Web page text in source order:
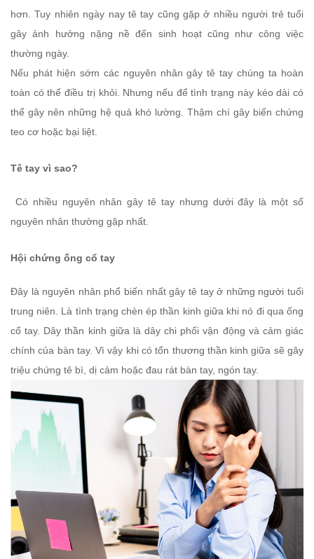
hơn. Tuy nhiên ngày nay tê tay cũng gặp ở nhiều người trẻ tuổi
gây ảnh hưởng nặng nề đến sinh hoạt cũng như công việc
thường ngày.
Nếu phát hiện sớm các nguyên nhân gây tê tay chúng ta hoàn
toàn có thể điều trị khỏi. Nhưng nếu để tình trạng này kéo dài có
thể gây nên những hệ quả khó lường. Thậm chí gây biến chứng
teo cơ hoặc bại liệt.
Tê tay vì sao?
Có nhiều nguyên nhân gây tê tay nhưng dưới đây là một số
nguyên nhân thường gặp nhất.
Hội chứng ống cổ tay
Đây là nguyên nhân phổ biến nhất gây tê tay ở những người tuổi
trung niên. Là tình trạng chèn ép thần kinh giữa khi nó đi qua ống
cổ tay. Dây thần kinh giữa là dây chi phối vận động và cảm giác
chính của bàn tay. Vì vậy khi có tổn thương thần kinh giữa sẽ gây
triệu chứng tê bì, dị cảm hoặc đau rát bàn tay, ngón tay.